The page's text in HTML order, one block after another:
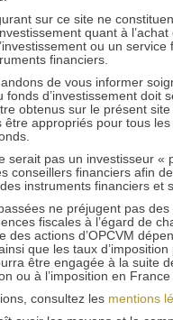
Article précédent
sur ce site ne
quant à
ou un
financiers.
de vous informer
fonds d’investissement
obtenus sur le présent
appropriés pour tous
serait pas un investisseur
conseillers financiers afin
instruments financiers et
ne préjugent pas
fiscales à l’égard de
des actions d’OPCVM
que les taux
être engagée à la suite
ou à l’imposition en
consultez les mentions